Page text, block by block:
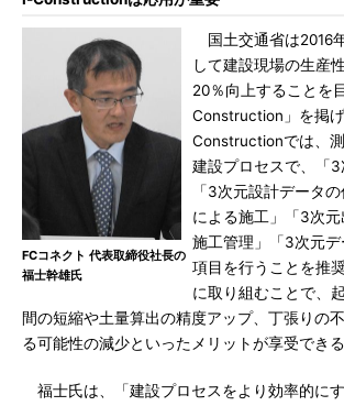
FCコネクト 代表取締役社長の
福士幹雄氏
国土交通省は2016
して建設現場の生産
20％向上することを
Construction」を掲
Constructionでは、
建設プロセスで、「3
「3次元設計データ
による施工」「3次
施工管理」「3次元
項目を行うことを推
に取り組むことで、
間の短縮や土量算出の精度アップ、丁張りの
る可能性の減少といったメリットが享受できる
福士氏は、「建設プロセスをより効率的に